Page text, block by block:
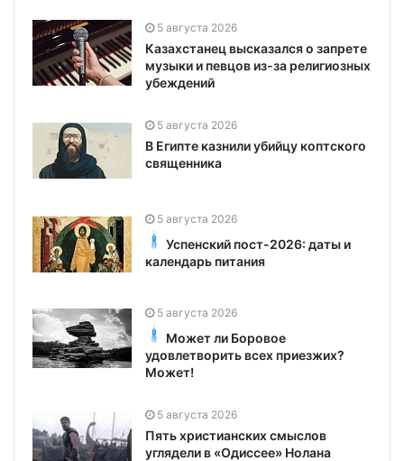
5 августа 2026
Казахстанец высказался о запрете
музыки и певцов из-за религиозных
убеждений
5 августа 2026
В Египте казнили убийцу коптского
священника
5 августа 2026
Успенский пост-2026: даты и
календарь питания
5 августа 2026
Может ли Боровое
удовлетворить всех приезжих?
Может!
5 августа 2026
Пять христианских смыслов
углядели в «Одиссее» Нолана